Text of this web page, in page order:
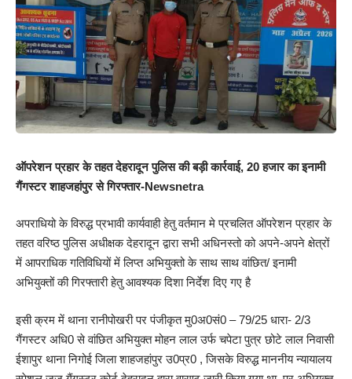
ऑपरेशन प्रहार के तहत देहरादून पुलिस की बड़ी कार्रवाई, 20 हजार का इनामी
गैंगस्टर शाहजहांपुर से गिरफ्तार-Newsnetra
अपराधियो के विरुद्ध प्रभावी कार्यवाही हेतु वर्तमान मे प्रचलित ऑपरेशन प्रहार के
तहत वरिष्ठ पुलिस अधीक्षक देहरादून द्वारा सभी अधिनस्तो को अपने-अपने क्षेत्रों
में आपराधिक गतिविधियों में लिप्त अभियुक्तो के साथ साथ वांछित/ इनामी
अभियुक्तों की गिरफ्तारी हेतु आवश्यक दिशा निर्देश दिए गए है
इसी क्रम में थाना रानीपोखरी पर पंजीकृत मु0अ0सं0 – 79/25 धारा- 2/3
गैंगस्टर अधि0 से वांछित अभियुक्त मोहन लाल उर्फ चपेटा पुत्र छोटे लाल निवासी
ईशापुर थाना निगोई जिला शाहजहांपुर उ0प्र0 , जिसके विरुद्ध माननीय न्यायालय